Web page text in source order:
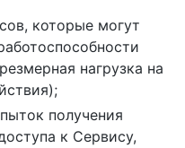
которые могут
нагрузка на
получения
к Сервису,